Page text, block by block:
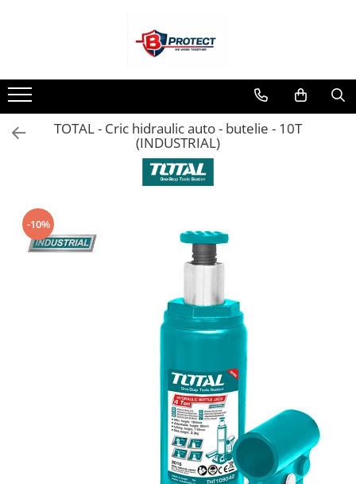
Atomizoare si pulverizatoare
Atomizoare
Pulverizatoare
Aspiratoare , suflante si tocatoare
Masini spalat cu presiune
Scule si unelte gradina
TOTAL - Cric hidraulic auto - butelie - 10T
(INDUSTRIAL)
-10%